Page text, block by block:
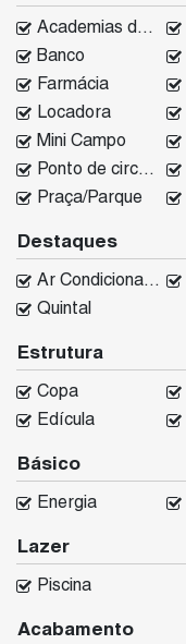
Academias de ginástica
Banco
Farmácia
Locadora
Mini Campo
Ponto de circular
Praça/Parque
Destaques
Ar Condicionado
Quintal
Estrutura
Copa
Edícula
Básico
Energia
Lazer
Piscina
Acabamento